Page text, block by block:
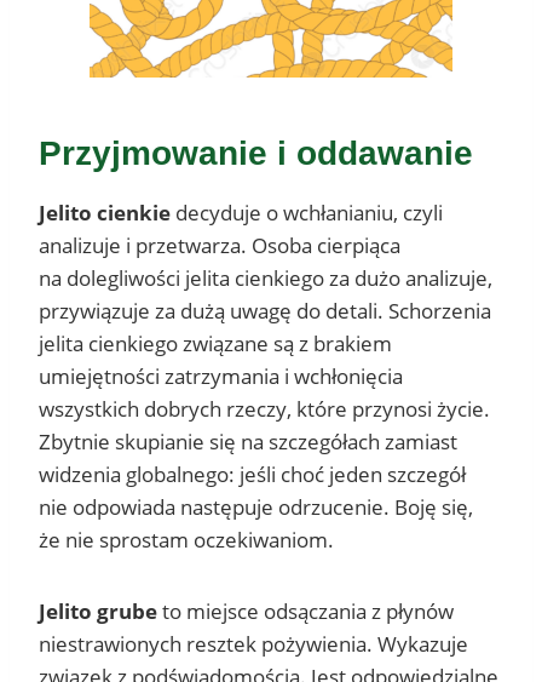
Przyjmowanie i oddawanie
Jelito cienkie decyduje o wchłanianiu, czyli
analizuje i przetwarza. Osoba cierpiąca
na dolegliwości jelita cienkiego za dużo analizuje,
przywiązuje za dużą uwagę do detali. Schorzenia
jelita cienkiego związane są z brakiem
umiejętności zatrzymania i wchłonięcia
wszystkich dobrych rzeczy, które przynosi życie.
Zbytnie skupianie się na szczegółach zamiast
widzenia globalnego: jeśli choć jeden szczegół
nie odpowiada następuje odrzucenie. Boję się,
że nie sprostam oczekiwaniom.
Jelito grubeto miejsce odsączania z płynów
niestrawionych resztek pożywienia. Wykazuje
związek z podświadomością. Jest odpowiedzialne